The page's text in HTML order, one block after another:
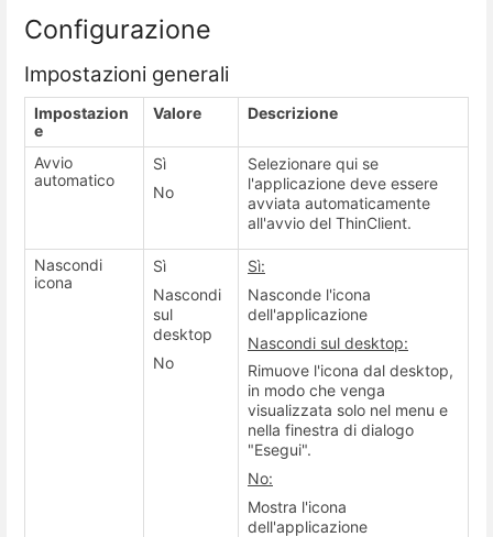
Configurazione
Impostazioni generali
Impostazion
e
Valore Descrizione
Avvio
automatico
Sì
No
Selezionare qui se
l'applicazione deve essere
avviata automaticamente
all'avvio del ThinClient.
Nascondi
icona
Sì
Nascondi
sul
desktop
No
Sì:
Nasconde l'icona
dell'applicazione
Nascondi sul desktop:
Rimuove l'icona dal desktop,
in modo che venga
visualizzata solo nel menu e
nella finestra di dialogo
"Esegui".
No:
Mostra l'icona
dell'applicazione